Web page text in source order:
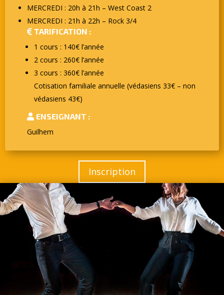
MERCREDI : 20h à 21h – West Coast 2
MERCREDI : 21h à 22h – Rock 3/4
TARIFICATION :
1 cours : 140€ l’année
2 cours : 260€ l’année
3 cours : 360€ l’année
Cotisation familiale annuelle (védasiens 33€ – non
védasiens 43€)
ENSEIGNANT :
Guilhem
Inscription